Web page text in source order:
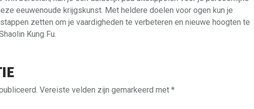
eeuwenoude krijgskunst. Met heldere doelen voor ogen kun je
zetten om je vaardigheden te verbeteren en nieuwe hoogten te
Kung Fu.
Vereiste velden zijn gemarkeerd met *